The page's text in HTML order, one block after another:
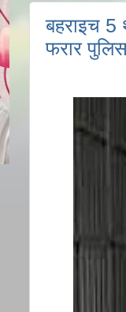
बहराइच
फरार